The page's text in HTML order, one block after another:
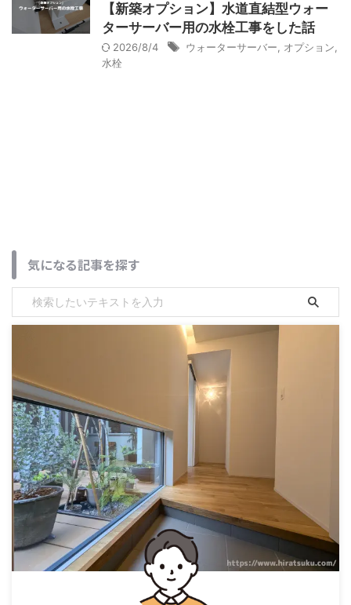
【新築オプション】水道直結型ウォー
ターサーバー用の水栓工事をした話
2026/8/4 ウォーターサーバー オプション
水栓
気になる記事を探す